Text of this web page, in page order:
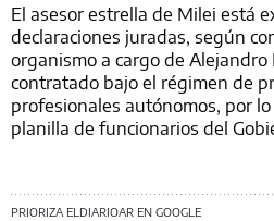
El asesor estrella de Milei está
declaraciones juradas, según
organismo a cargo de
contratado bajo el régimen de
profesionales autónomos, por
planilla de funcionarios del
PRIORIZA ELDIARIOAR EN GOOGLE